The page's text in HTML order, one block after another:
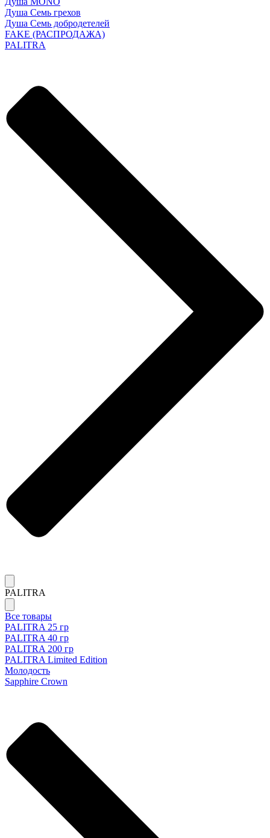
Душа Семь грехов
Душа Семь добродетелей
FAKE (РАСПРОДАЖА)
PALITRA
PALITRA
Все товары
PALITRA 25 гр
PALITRA 40 гр
PALITRA 200 гр
PALITRA Limited Edition
Молодость
Sapphire Crown